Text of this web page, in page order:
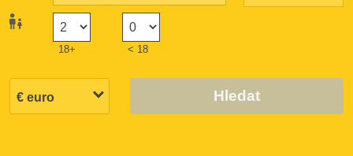
18+ < 18
Hledat